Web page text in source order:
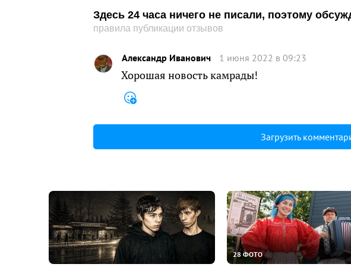
Здесь 24 часа ничего не писали, поэтому
правила публикации отзывов
Александр Иванович 1 июня 2022 в 09:23
Хорошая новость камрады!
Загрузить
28 ФОТО